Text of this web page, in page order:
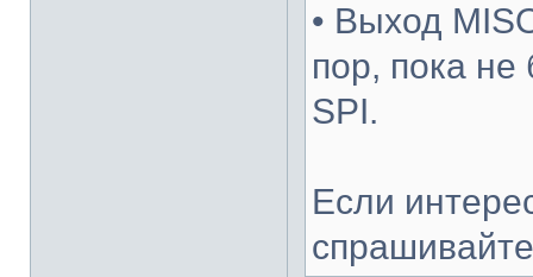
• Выход
пор, пока не
SPI.
Если